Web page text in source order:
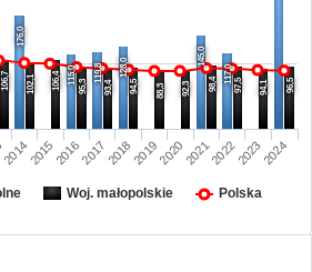
176,0
115,0
119,8 128,0
145,0
117,0
106,7 102,1 106,4 95,3 93,4 94,5 88,3 92,3 98,4 97,5 94,1 96,5
20142015201620172018201920202021202220232024
Woj. małopolskie Polska